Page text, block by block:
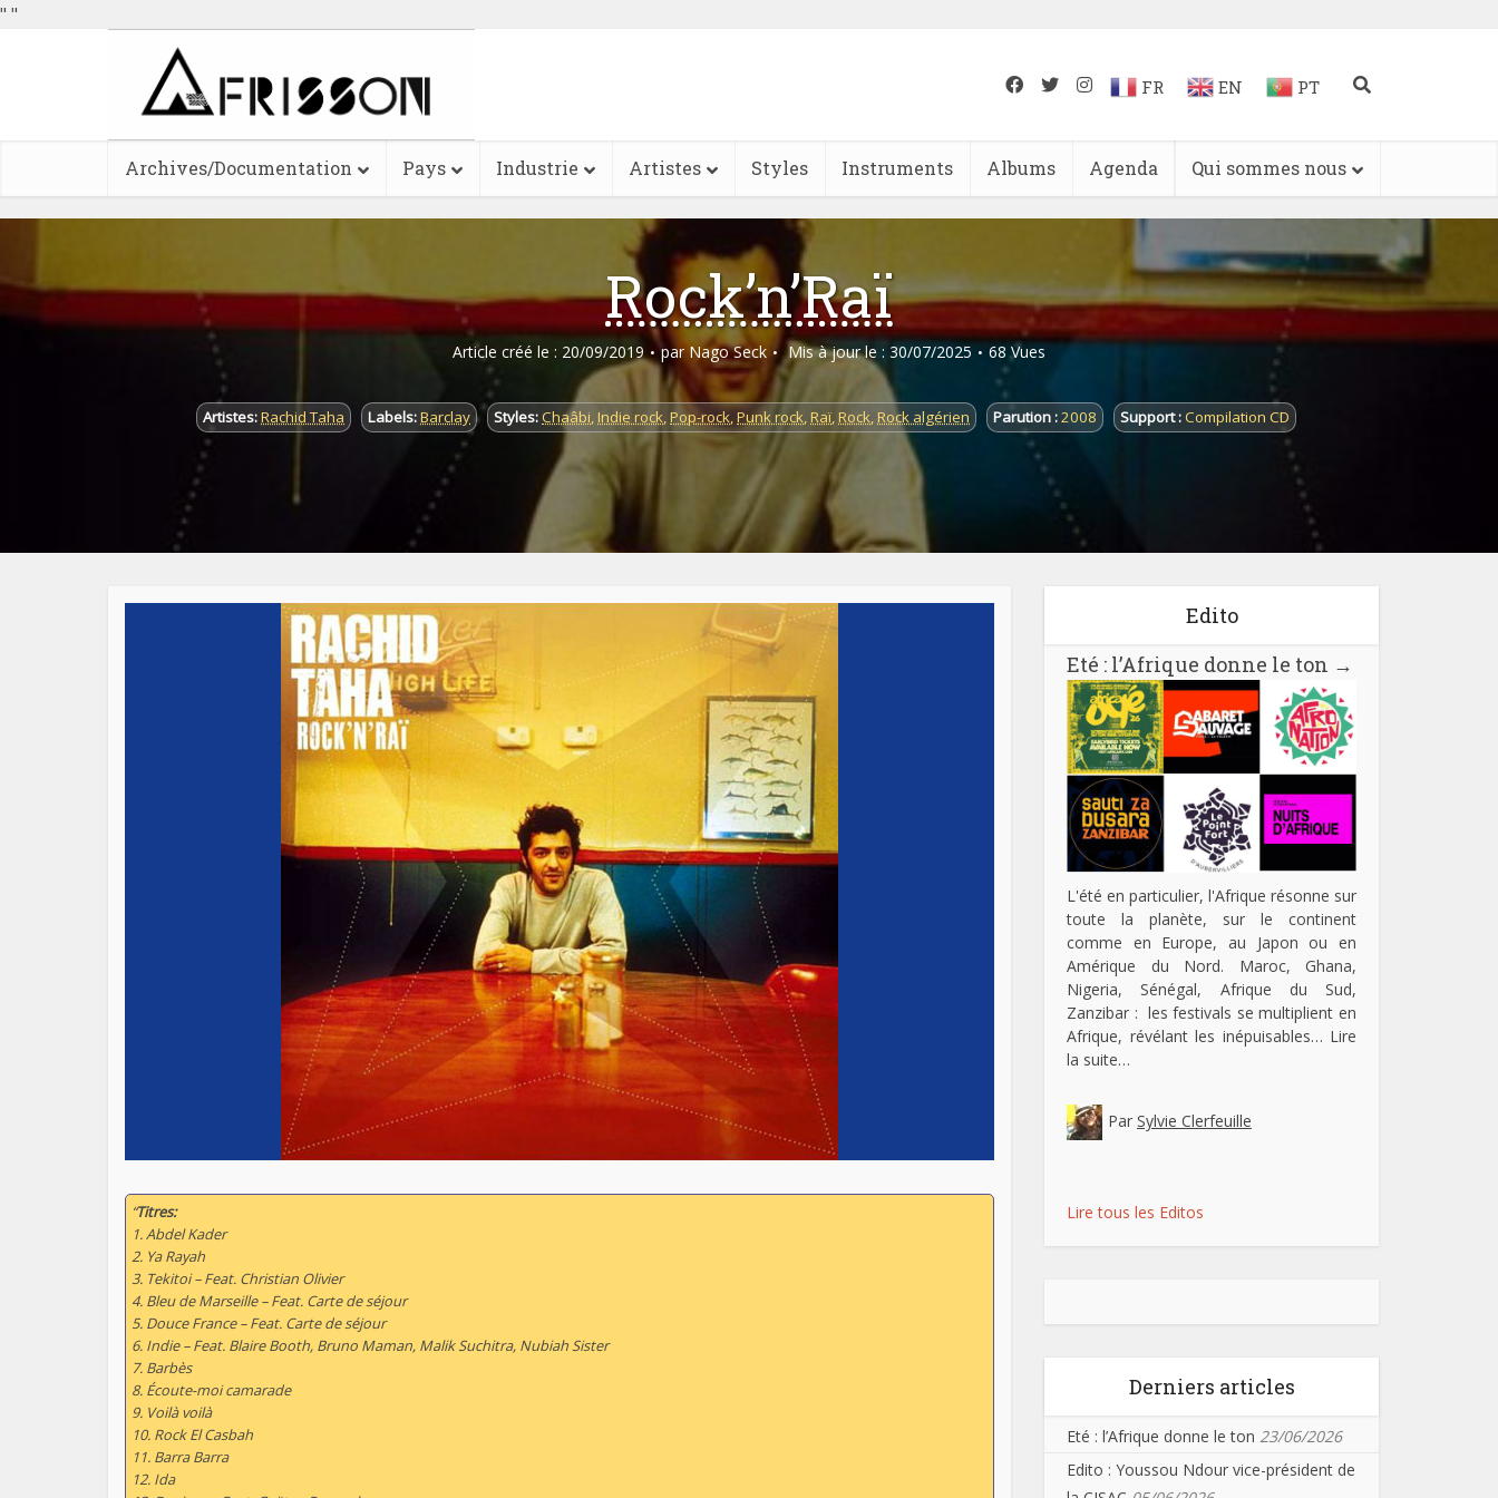
" "
FR EN PT
Archives/Documentation Pays Industrie Artistes Styles Instruments Albums Agenda Qui sommes nous
Rock’n’Raï
Article créé le : 20/09/2019 par Nago Seck Mis à jour le : 30/07/2025 68 Vues
Artistes:Rachid Taha Labels:Barclay Styles:Chaâbi,Indie rock,Pop-rock,Punk rock,Raï,Rock, Rock algérien Parution :2008 Support :Compilation CD
“Titres:
1. Abdel Kader
2. Ya Rayah
3. Tekitoi – Feat. Christian Olivier
4. Bleu de Marseille – Feat. Carte de séjour
5. Douce France – Feat. Carte de séjour
6. Indie – Feat. Blaire Booth, Bruno Maman, Malik Suchitra, Nubiah Sister
7. Barbès
8. Écoute-moi camarade
9. Voilà voilà
10. Rock El Casbah
11. Barra Barra
12. Ida
Edito
Eté : l’Afrique donne le ton →
L'été en particulier, l'Afrique résonne sur
toute la planète, sur le continent
comme en Europe, au Japon ou en
Amérique du Nord. Maroc, Ghana,
Nigeria, Sénégal, Afrique du Sud,
Zanzibar : les festivals se multiplient en
Afrique, révélant les inépuisables… Lire
la suite…
Par Sylvie Clerfeuille
Lire tous les Editos
Derniers articles
Eté : l’Afrique donne le ton 23/06/2026
Edito : Youssou Ndour vice-président de